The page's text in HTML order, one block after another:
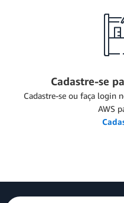
Cadastre-se
Cadastre-se ou faça login
AWS